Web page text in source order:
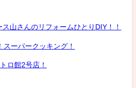
山さんのリフォームひとりDIY！！
ーパークッキング！
ロ館2号店！